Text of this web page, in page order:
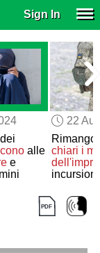
Sign In
dei
alle
e
22
chiari i